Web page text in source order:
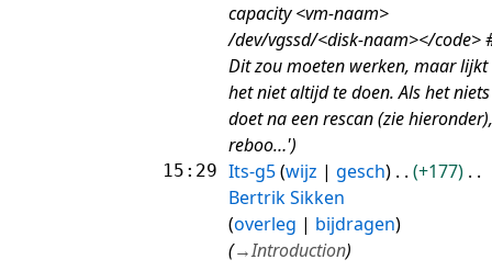
capacity <vm-naam>
/dev/vgssd/<disk-naam></code>
Dit zou moeten werken, maar lijkt
het niet altijd te doen. Als het niets
doet na een rescan (zie hieronder),
reboo…')
15:29 Its-g5 wijz gesch
+177
Bertrik Sikken
overleg
bijdragen
(→Introduction)